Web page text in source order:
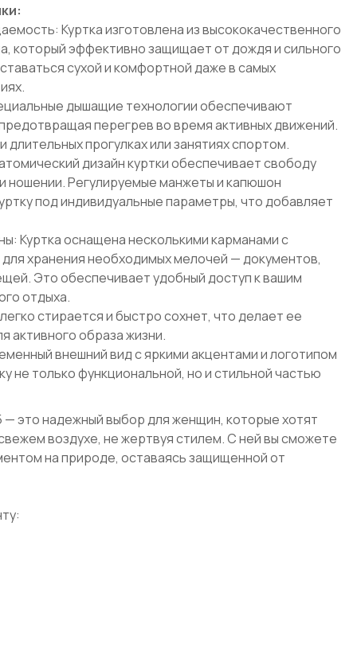
Куртка изготовлена из высококачественного
который эффективно защищает от дождя и сильного
сухой и комфортной даже в самых
дышащие технологии обеспечивают
перегрев во время активных движений.
прогулках или занятиях спортом.
дизайн куртки обеспечивает свободу
ношении. Регулируемые манжеты и капюшон
под индивидуальные параметры, что добавляет
Куртка оснащена несколькими карманами с
хранения необходимых мелочей — документов,
Это обеспечивает удобный доступ к вашим
отдыха.
стирается и быстро сохнет, что делает ее
активного образа жизни.
внешний вид с яркими акцентами и логотипом
не только функциональной, но и стильной частью
— это надежный выбор для женщин, которые хотят
воздухе, не жертвуя стилем. С ней вы сможете
на природе, оставаясь защищенной от